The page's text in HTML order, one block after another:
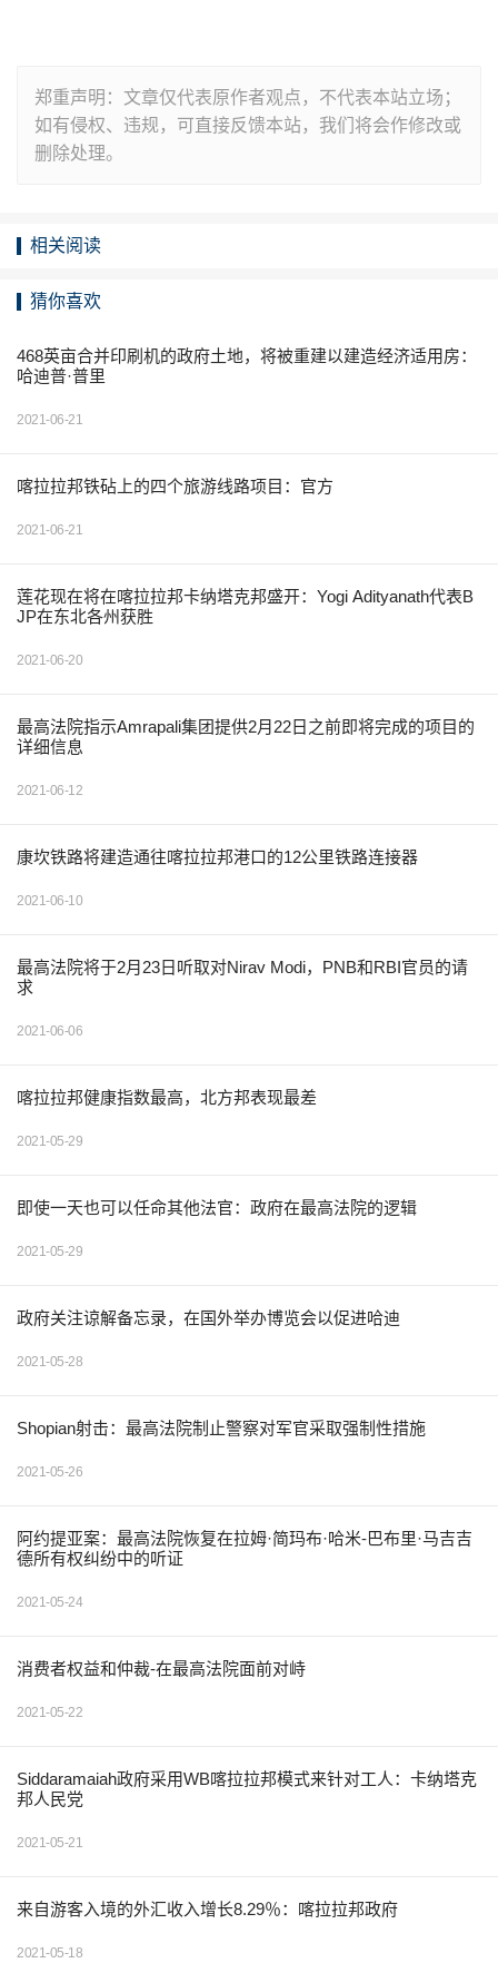
郑重声明：文章仅代表原作者观点，不代表本站立场；
如有侵权、违规，可直接反馈本站，我们将会作修改或
删除处理。
相关阅读
猜你喜欢
468英亩合并印刷机的政府土地，将被重建以建造经济适用房：
哈迪普·普里
2021-06-21
喀拉拉邦铁砧上的四个旅游线路项目：官方
2021-06-21
莲花现在将在喀拉拉邦卡纳塔克邦盛开：Yogi Adityanath代表B
JP在东北各州获胜
2021-06-20
最高法院指示Amrapali集团提供2月22日之前即将完成的项目的
详细信息
2021-06-12
康坎铁路将建造通往喀拉拉邦港口的12公里铁路连接器
2021-06-10
最高法院将于2月23日听取对Nirav Modi，PNB和RBI官员的请
求
2021-06-06
喀拉拉邦健康指数最高，北方邦表现最差
2021-05-29
即使一天也可以任命其他法官：政府在最高法院的逻辑
2021-05-29
政府关注谅解备忘录，在国外举办博览会以促进哈迪
2021-05-28
Shopian射击：最高法院制止警察对军官采取强制性措施
2021-05-26
阿约提亚案：最高法院恢复在拉姆·简玛布·哈米-巴布里·马吉吉
德所有权纠纷中的听证
2021-05-24
消费者权益和仲裁-在最高法院面前对峙
2021-05-22
Siddaramaiah政府采用WB喀拉拉邦模式来针对工人：卡纳塔克
邦人民党
2021-05-21
来自游客入境的外汇收入增长8.29％：喀拉拉邦政府
2021-05-18